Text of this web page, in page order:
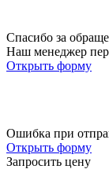
Спасибо за
Наш менеджер
Открыть форму
Ошибка при
Открыть форму
Запросить цену